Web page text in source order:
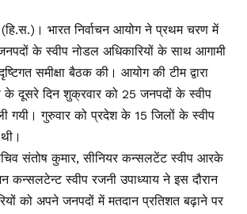
भारत निर्वाचन आयोग ने प्रथम चरण में
के स्वीप नोडल अधिकारियों के साथ आगामी
समीक्षा बैठक की। आयोग की टीम द्वारा
के दूसरे दिन शुक्रवार को 25 जनपदों के स्वीप
ली गयी। गुरुवार को प्रदेश के 15 जिलों के स्वीप
संतोष कुमार, सीनियर कन्सलटेंट स्वीप आरके
कन्सलटेन्ट स्वीप रजनी उपाध्याय ने इस दौरान
को अपने जनपदों में मतदान प्रतिशत बढ़ाने पर